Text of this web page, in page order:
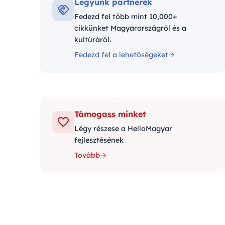
Legyünk partnerek
Fedezd fel több mint 10,000+
cikkünket Magyarországról és a
kultúráról.
Fedezd fel a lehetőségeket
Támogass minket
Légy részese a HelloMagyar
fejlesztésének
Tovább